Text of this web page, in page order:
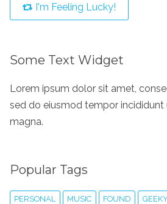
I'm Feeling Lucky!
Some Text Widget
Lorem ipsum dolor sit amet,
sed do eiusmod tempor
magna.
Popular Tags
PERSONAL MUSIC FOUND